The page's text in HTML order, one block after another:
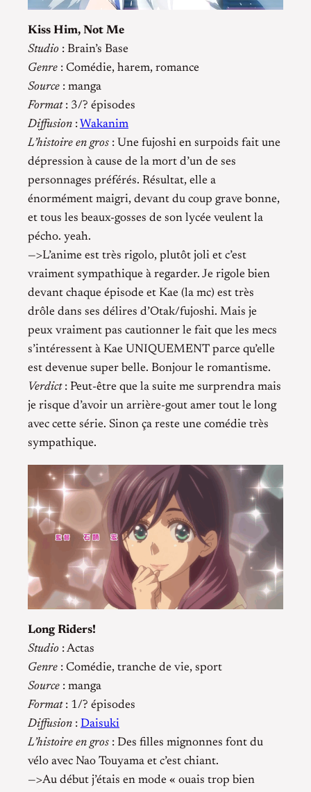
Kiss Him, Not Me
Studio : Brain’s Base
Genre : Comédie, harem, romance
Source : manga
Format: 3/? épisodes
Diffusion : Wakanim
L’histoire en gros : Une fujoshi en surpoids fait une
dépression à cause de la mort d’un de ses
personnages préférés. Résultat, elle a
énormément maigri, devant du coup grave bonne,
et tous les beaux-gosses de son lycée veulent la
pécho. yeah.
—>L’anime est très rigolo, plutôt joli et c’est
vraiment sympathique à regarder. Je rigole bien
devant chaque épisode et Kae (la mc) est très
drôle dans ses délires d’Otak/fujoshi. Mais je
peux vraiment pas cautionner le fait que les mecs
s’intéressent à Kae UNIQUEMENT parce qu’elle
est devenue super belle. Bonjour le romantisme.
Verdict: Peut-être que la suite me surprendra mais
je risque d’avoir un arrière-gout amer tout le long
avec cette série. Sinon ça reste une comédie très
sympathique.
Long Riders!
Studio : Actas
Genre : Comédie, tranche de vie, sport
Source : manga
Format: 1/? épisodes
Diffusion : Daisuki
L’histoire en gros : Des filles mignonnes font du
vélo avec Nao Touyama et c’est chiant.
—>Au début j’étais en mode « ouais trop bien